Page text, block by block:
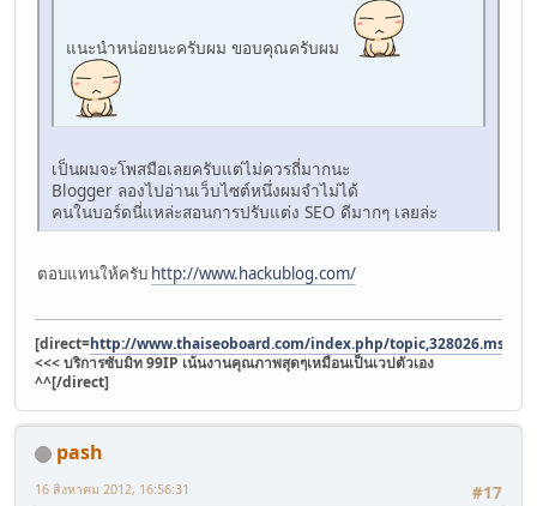
แนะนำหน่อยนะครับผม ขอบคุณครับผม
เป็นผมจะโพสมือเลยครับแต่ไม่ควรถี่มากนะ
Blogger ลองไปอ่านเว็บไซต์หนึ่งผมจำไม่ได้
คนในบอร์ดนี่แหล่ะสอนการปรับแต่ง SEO ดีมากๆ เลยล่ะ
ตอบแทนให้ครับ http://www.hackublog.com/
[direct=http://www.thaiseoboard.com/index.php/
<<< บริการซับมิท 99IP เน้นงานคุณภาพสุดๆเหมือนเป็นเวปตัวเอง
^^[/direct]
pash
#17
16 สิงหาคม 2012, 16:56:31